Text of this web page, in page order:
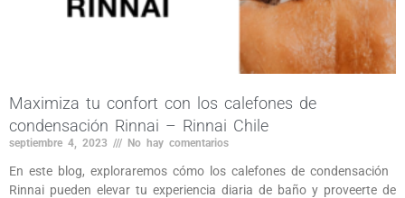
Maximiza tu confort con los calefones de
condensación Rinnai – Rinnai Chile
septiembre 4, 2023 No hay comentarios
En este blog, exploraremos cómo los calefones de condensación
Rinnai pueden elevar tu experiencia diaria de baño y proveerte de